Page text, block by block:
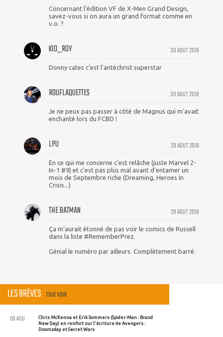
Concernant l'édition VF de X-Men Grand Design,
savez-vous si on aura un grand format comme en
v.o. ?
30 AOUT 2018
KID_ROY
Donny cates c'est l'antéchrist superstar
30 AOUT 2018
ROUFLAQUETTES
Je ne peux pas passer à côté de Magnus qui m'avait
enchanté lors du FCBD !
29 AOUT 2018
LPU
En ce qui me concerne c'est relâche (juste Marvel 2-
In-1 #9) et c'est pas plus mal avant d'entamer un
mois de Septembre riche (Dreaming, Heroes In
Crisis...)
29 AOUT 2018
THE BATMAN
Ça m'aurait étonné de pas voir le comics de Russell
dans la liste #RememberPrez.
Génial le numéro par ailleurs. Complètement barré.
LES BRÈVES TOUT VOIR
Chris McKenna et Erik Sommers (Spider-Man : Brand
New Day) en renfort sur l'écriture de Avengers :
Doomsday et Secret Wars
06 AOU